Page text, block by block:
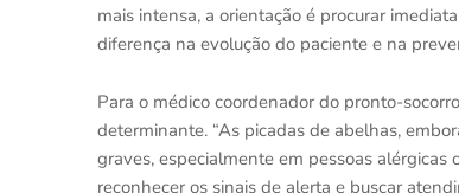
mais intensa, a orientação é procurar
diferença na evolução do paciente e na
Para o médico coordenador do pronto-
determinante. “As picadas de abelhas,
graves, especialmente em pessoas
reconhecer os sinais de alerta e buscar